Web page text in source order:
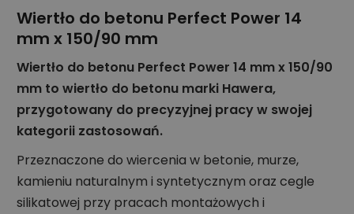
Wiertło do betonu Perfect Power 14
mm x 150/90 mm
Wiertło do betonu Perfect Power 14 mm x 150/90
mm to wiertło do betonu marki Hawera,
przygotowany do precyzyjnej pracy w swojej
kategorii zastosowań.
Przeznaczone do wiercenia w betonie, murze,
kamieniu naturalnym i syntetycznym oraz cegle
silikatowej przy pracach montażowych i